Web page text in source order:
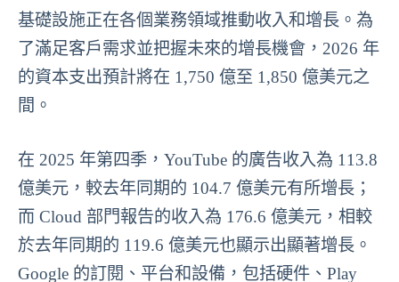
基礎設施正在各個業務領域推動收入和增長。為
了滿足客戶需求並把握未來的增長機會，2026 年
的資本支出預計將在 1,750 億至 1,850 億美元之
間。
在 2025 年第四季，YouTube 的廣告收入為 113.8
億美元，較去年同期的 104.7 億美元有所增長；
而 Cloud 部門報告的收入為 176.6 億美元，相較
於去年同期的 119.6 億美元也顯示出顯著增長。
Google 的訂閱、平台和設備，包括硬件、Play